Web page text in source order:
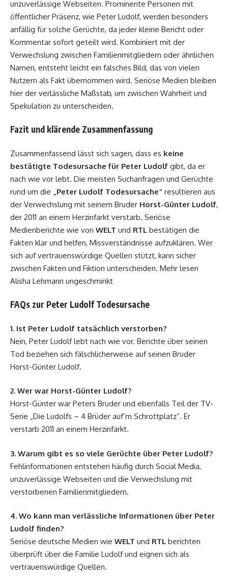
unzuverlässige Webseiten. Prominente Personen mit
öffentlicher Präsenz, wie Peter Ludolf, werden besonders
anfällig für solche Gerüchte, da jeder kleine Bericht oder
Kommentar sofort geteilt wird. Kombiniert mit der
Verwechslung zwischen Familienmitgliedern oder ähnlichen
Namen, entsteht leicht ein falsches Bild, das von vielen
Nutzern als Fakt übernommen wird. Seriöse Medien bleiben
hier der verlässliche Maßstab, um zwischen Wahrheit und
Spekulation zu unterscheiden.
Fazit und klärende Zusammenfassung
Zusammenfassend lässt sich sagen, dass es keine
bestätigte Todesursache für Peter Ludolf gibt, da er
nach wie vor lebt. Die meisten Suchanfragen und Gerüchte
rund um die
„Peter Ludolf Todesursache“ resultieren aus
der Verwechslung mit seinem Bruder Horst-Günter Ludolf,
der 2011 an einem Herzinfarkt verstarb. Seriöse
Medienberichte wie von WELT und RTL bestätigen die
Fakten klar und helfen, Missverständnisse aufzuklären. Wer
sich auf vertrauenswürdige Quellen stützt, kann sicher
zwischen Fakten und Fiktion unterscheiden. Mehr lesen
Alisha Lehmann ungeschminkt
FAQs zur Peter Ludolf Todesursache
1. Ist Peter Ludolf tatsächlich verstorben?
Nein, Peter Ludolf lebt nach wie vor. Berichte über seinen
Tod beziehen sich fälschlicherweise auf seinen Bruder
Horst-Günter Ludolf.
2. Wer war Horst-Günter Ludolf?
Horst-Günter war Peters Bruder und ebenfalls Teil der TV-
Serie „Die Ludolfs – 4 Brüder auf’m Schrottplatz“. Er
verstarb 2011 an einem Herzinfarkt.
3. Warum gibt es so viele Gerüchte über Peter Ludolf?
Fehlinformationen entstehen häufig durch Social Media,
unzuverlässige Webseiten und die Verwechslung mit
verstorbenen Familienmitgliedern.
4. Wo kann man verlässliche Informationen über Peter
Ludolf finden?
Seriöse deutsche Medien wie WELT und RTL berichten
überprüft über die Familie Ludolf und eignen sich als
vertrauenswürdige Quellen.